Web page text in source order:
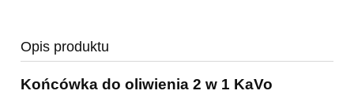
Opis produktu
Końcówka do oliwienia 2 w 1 KaVo